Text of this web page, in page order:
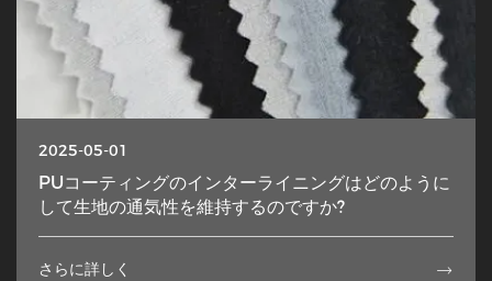
2025-05-01
PUコーティングのインターライニングはどのように
して生地の通気性を維持するのですか?
さらに詳しく 